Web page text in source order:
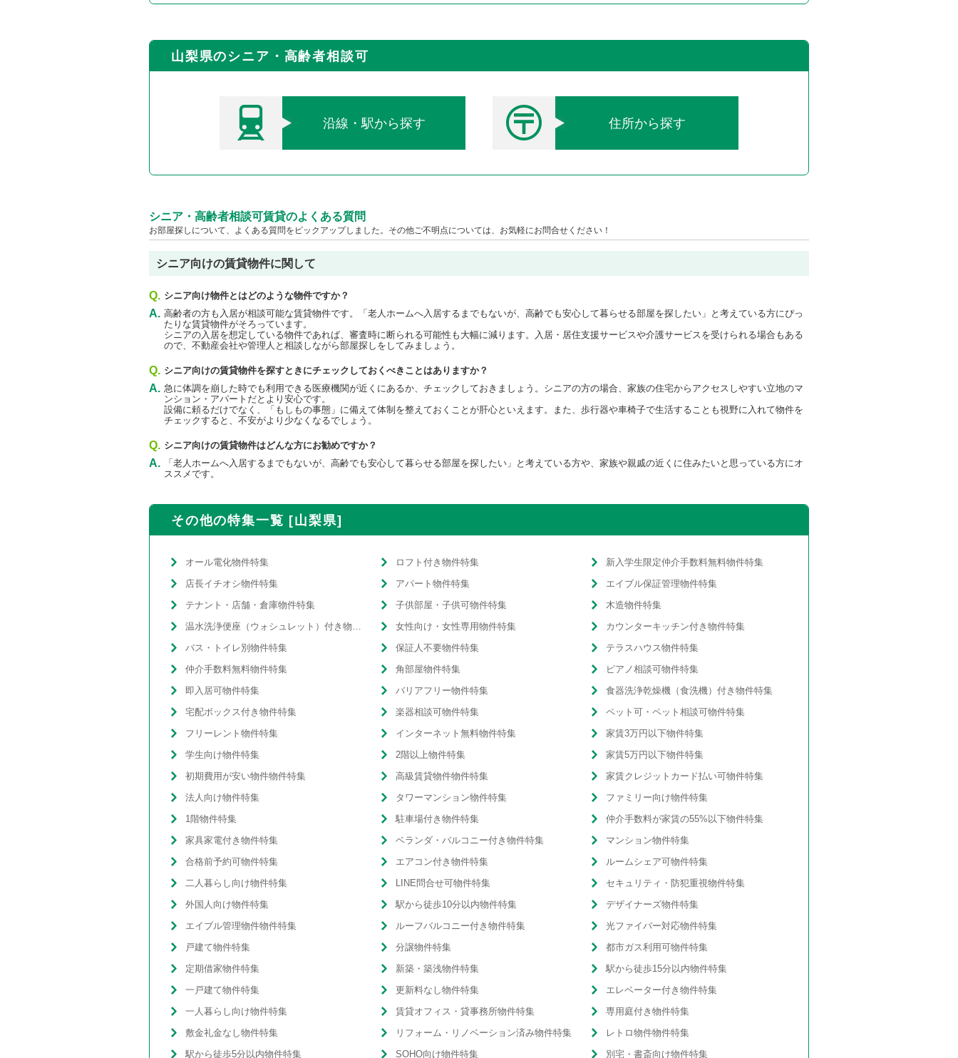
山梨県のシニア・高齢者相談可
沿線・駅から探す 住所から探す
シニア・高齢者相談可賃貸のよくある質問
お部屋探しについて、よくある質問をピックアップしました。その他ご不明点については、お気軽にお問合せください！
シニア向けの賃貸物件に関して
Q. シニア向け物件とはどのような物件ですか？
A. 高齢者の方も入居が相談可能な賃貸物件です。「老人ホームへ入居するまでもないが、高齢でも安心して暮らせる部屋を探したい」と考えている方にぴっ
たりな賃貸物件がそろっています。
シニアの入居を想定している物件であれば、審査時に断られる可能性も大幅に減ります。入居・居住支援サービスや介護サービスを受けられる場合もある
ので、不動産会社や管理人と相談しながら部屋探しをしてみましょう。
Q. シニア向けの賃貸物件を探すときにチェックしておくべきことはありますか？
A. 急に体調を崩した時でも利用できる医療機関が近くにあるか、チェックしておきましょう。シニアの方の場合、家族の住宅からアクセスしやすい立地のマ
ンション・アパートだとより安心です。
設備に頼るだけでなく、「もしもの事態」に備えて体制を整えておくことが肝心といえます。また、歩行器や車椅子で生活することも視野に入れて物件を
チェックすると、不安がより少なくなるでしょう。
Q. シニア向けの賃貸物件はどんな方にお勧めですか？
A.
「老人ホームへ入居するまでもないが、高齢でも安心して暮らせる部屋を探したい」と考えている方や、家族や親戚の近くに住みたいと思っている方にオ
ススメです。
その他の特集一覧 [山梨県]
オール電化物件特集 ロフト付き物件特集
新入学生限定仲介手数料無料物件特集
店長イチオシ物件特集
アパート物件特集
エイブル保証管理物件特集
テナント・店舗・倉庫物件特集
子供部屋・子供可物件特集
木造物件特集
温水洗浄便座（ウォシュレット）付き物件特集
女性向け・女性専用物件特集
カウンターキッチン付き物件特集
バス・トイレ別物件特集
保証人不要物件特集
テラスハウス物件特集
仲介手数料無料物件特集
角部屋物件特集
ピアノ相談可物件特集
即入居可物件特集
バリアフリー物件特集
食器洗浄乾燥機（食洗機）付き物件特集
宅配ボックス付き物件特集
楽器相談可物件特集
ペット可・ペット相談可物件特集
フリーレント物件特集
インターネット無料物件特集
家賃3万円以下物件特集
学生向け物件特集
2階以上物件特集
家賃5万円以下物件特集
初期費用が安い物件物件特集
高級賃貸物件物件特集
家賃クレジットカード払い可物件特集
法人向け物件特集
タワーマンション物件特集
ファミリー向け物件特集
1階物件特集
駐車場付き物件特集
仲介手数料が家賃の55%以下物件特集
家具家電付き物件特集
ベランダ・バルコニー付き物件特集
マンション物件特集
合格前予約可物件特集
エアコン付き物件特集
ルームシェア可物件特集
二人暮らし向け物件特集
LINE問合せ可物件特集
セキュリティ・防犯重視物件特集
外国人向け物件特集
駅から徒歩10分以内物件特集
デザイナーズ物件特集
エイブル管理物件物件特集
ルーフバルコニー付き物件特集
光ファイバー対応物件特集
戸建て物件特集
分譲物件特集
都市ガス利用可物件特集
定期借家物件特集
新築・築浅物件特集
駅から徒歩15分以内物件特集
一戸建て物件特集
更新料なし物件特集
エレベーター付き物件特集
一人暮らし向け物件特集
賃貸オフィス・貸事務所物件特集
専用庭付き物件特集
敷金礼金なし物件特集
リフォーム・リノベーション済み物件特集
レトロ物件物件特集
駅から徒歩5分以内物件特集
SOHO向け物件特集 別宅・書斎向け物件特集